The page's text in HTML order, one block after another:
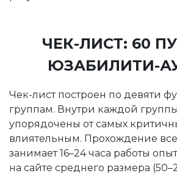
ЧЕК-ЛИСТ: 60
ЮЗАБИЛИТИ-
Чек-лист построен по девяти
группам. Внутри каждой
упорядочены от самых
влиятельным. Прохождение
занимает 16–24 часа работы
на сайте среднего размера